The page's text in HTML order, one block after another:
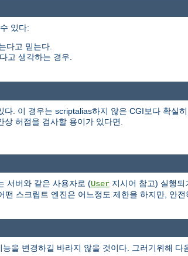
있다:
다고 믿는다.
고 생각하는 경우.
. 이 경우는 scriptalias하지 않은 CGI보다 확실
허점을 검사할 용이가 있다면.
서버와 같은 사용자로 (User 지시어 참고) 실행되
스크립트 엔진은 어느정도 제한을 하지만, 안
을 변경하길 바라지 않을 것이다. 그러기위해 다